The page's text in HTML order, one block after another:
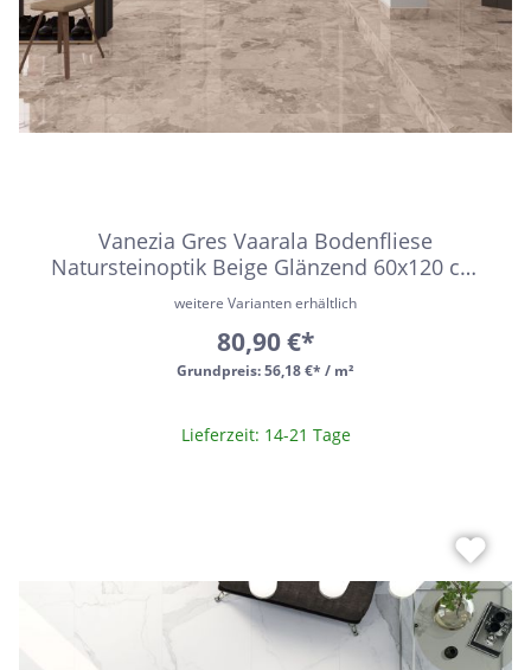
Vanezia Gres Vaarala Bodenfliese
Natursteinoptik Beige Glänzend 60x120 cm
rektifiziert
Grundpreis:56,18 €* / m²
weitere Varianten erhältlich
80,90 €*
Lieferzeit: 14-21 Tage